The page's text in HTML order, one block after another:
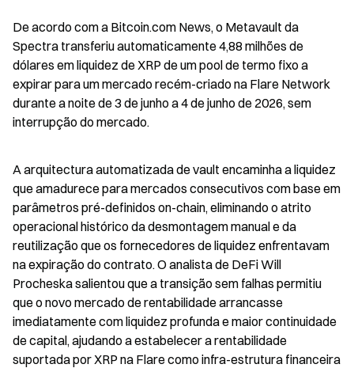
De acordo com a Bitcoin.com News, o Metavault da
Spectra transferiu automaticamente 4,88 milhões de
dólares em liquidez de XRP de um pool de termo fixo a
expirar para um mercado recém-criado na Flare Network
durante a noite de 3 de junho a 4 de junho de 2026, sem
interrupção do mercado.
A arquitectura automatizada de vault encaminha a liquidez
que amadurece para mercados consecutivos com base em
parâmetros pré-definidos on-chain, eliminando o atrito
operacional histórico da desmontagem manual e da
reutilização que os fornecedores de liquidez enfrentavam
na expiração do contrato. O analista de DeFi Will
Procheska salientou que a transição sem falhas permitiu
que o novo mercado de rentabilidade arrancasse
imediatamente com liquidez profunda e maior continuidade
de capital, ajudando a estabelecer a rentabilidade
suportada por XRP na Flare como infra-estrutura financeira